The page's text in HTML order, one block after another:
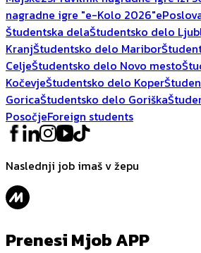
nagradne igre "e-Kolo 2026"
Študentska delaŠtudentsko delo
KranjŠtudentsko delo Maribor
CeljeŠtudentsko delo Novo mesto
KočevjeŠtudentsko delo Koper
GoricaŠtudentsko delo Goriška
PosočjeForeign students
Naslednji job imaš v žepu
Prenesi Mjob APP